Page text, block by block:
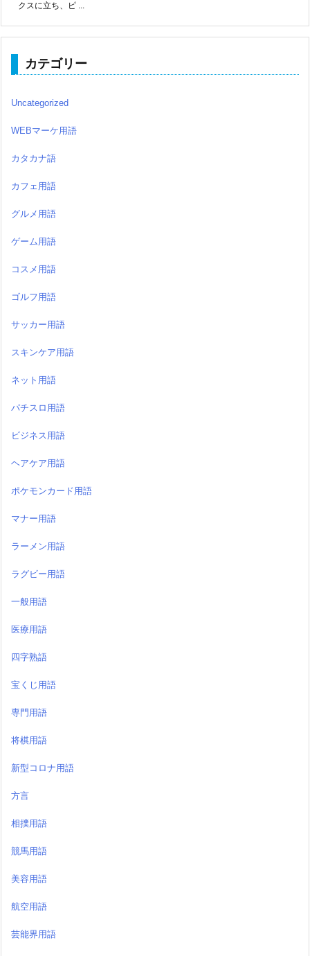
クスに立ち、ピ ...
カテゴリー
Uncategorized
WEBマーケ用語
カタカナ語
カフェ用語
グルメ用語
ゲーム用語
コスメ用語
ゴルフ用語
サッカー用語
スキンケア用語
ネット用語
パチスロ用語
ビジネス用語
ヘアケア用語
ポケモンカード用語
マナー用語
ラーメン用語
ラグビー用語
一般用語
医療用語
四字熟語
宝くじ用語
専門用語
将棋用語
新型コロナ用語
方言
相撲用語
競馬用語
美容用語
航空用語
芸能界用語